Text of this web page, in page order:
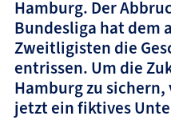
Hamburg. Der
Bundesliga hat dem
Zweitligisten die
entrissen. Um die
Hamburg zu sichern,
jetzt ein fiktives